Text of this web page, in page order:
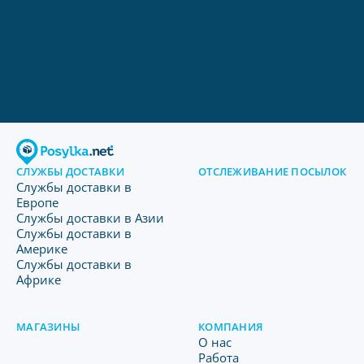
СЛУЖБЫ ДОСТАВКИ
Службы доставки в
Европе
Службы доставки в Азии
Службы доставки в
Америке
Службы доставки в
Африке
ОТСЛЕЖИВАНИЕ ПОСЫЛОК
МАГАЗИНЫ КОМПАНИЯ
O нас
Работа